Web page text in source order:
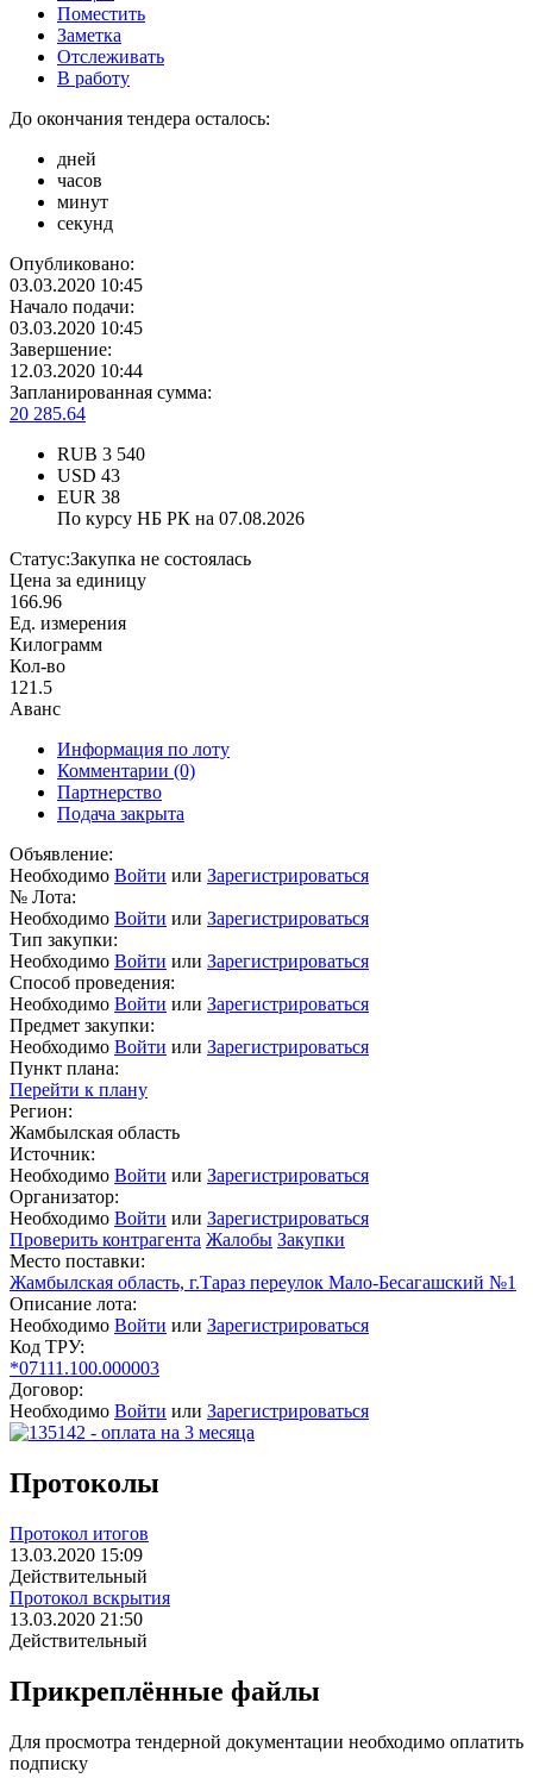
Поместить
Заметка
Отслеживать
В работу
До окончания тендера осталось:
дней
часов
минут
секунд
Опубликовано:
03.03.2020 10:45
Начало подачи:
03.03.2020 10:45
Завершение:
12.03.2020 10:44
Запланированная сумма:
20 285.64
RUB 3 540
USD 43
EUR 38
По курсу НБ РК на 07.08.2026
Статус:Закупка не состоялась
Цена за единицу
166.96
Ед. измерения
Килограмм
Кол-во
121.5
Аванс
Информация по лоту
Комментарии (0)
Партнерство
Подача закрыта
Объявление:
Необходимо Войти или Зарегистрироваться
№ Лота:
Необходимо Войти или Зарегистрироваться
Тип закупки:
Необходимо Войти или Зарегистрироваться
Способ проведения:
Необходимо Войти или Зарегистрироваться
Предмет закупки:
Необходимо Войти или Зарегистрироваться
Пункт плана:
Перейти к плану
Регион:
Жамбылская область
Источник:
Необходимо Войти или Зарегистрироваться
Организатор:
Необходимо Войти или Зарегистрироваться
Проверить контрагента Жалобы Закупки
Место поставки:
Жамбылская область, г.Тараз переулок Мало-Бесагашский №1
Описание лота:
Необходимо Войти или Зарегистрироваться
Код ТРУ:
*07111.100.000003
Договор:
Необходимо Войти или Зарегистрироваться
Протоколы
Протокол итогов
13.03.2020 15:09
Действительный
Протокол вскрытия
13.03.2020 21:50
Действительный
Прикреплённые файлы
Для просмотра тендерной документации необходимо оплатить
подписку